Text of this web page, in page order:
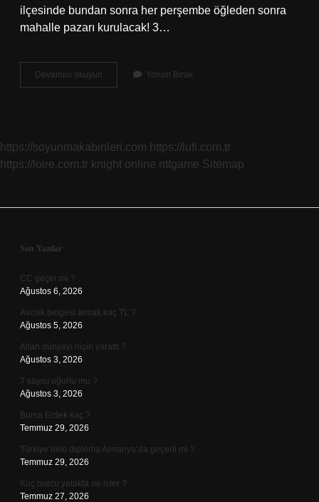
ilçesinde bundan sonra her perşembe öğleden sonra
mahalle pazarı kurulacak! 3…
Devamını okuyun Çanakkale
Ayvacık
Yorum Bırak
https://soyunmakabinleri.com https://lufi.com.tr
https://loire.com.tr knight online nttgame Sitemap
Sidebar
Son Yazılar
CC geçer mi ?
Ağustos 6, 2026
Avcılık belgesi almak kaç TL ?
Ağustos 5, 2026
Allah dünyayı niçin yarattı ?
Ağustos 3, 2026
7 sayısı uğurlu mu ?
Ağustos 3, 2026
Bursa Erdek kaç ?
Temmuz 29, 2026
Türkiye’deki diploma Almanya’da geçerli mi ?
Temmuz 29, 2026
Koç burcu yatakta ne ister ?
Temmuz 27, 2026